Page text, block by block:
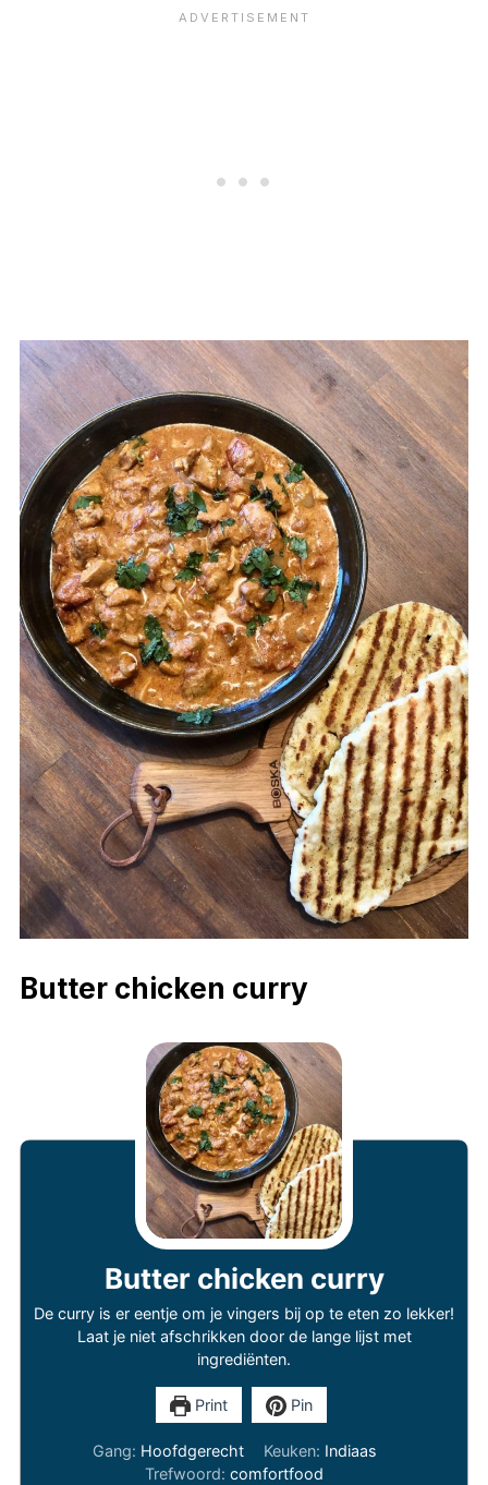
Butter chicken curry
Butter chicken curry
De curry is er eentje om je vingers bij op te eten zo lekker!
Laat je niet afschrikken door de lange lijst met
ingrediënten.
Print Pin
Gang: Hoofdgerecht Keuken: Indiaas
Trefwoord:comfortfood